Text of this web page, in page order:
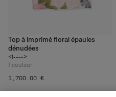
Top à imprimé floral épaules
dénudées
<!---->
1 couleur
‌1,700.00 €